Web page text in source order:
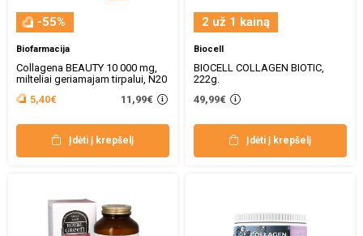
-55%
Biofarmacija
Collagena BEAUTY 10 000 mg,
milteliai geriamajam tirpalui, N20
5,40€
11,99€
Įdėti į krepšelį
2 už 1 kainą
Biocell
BIOCELL COLLAGEN BIOTIC,
222g.
49,99€
Įdėti į krepšelį